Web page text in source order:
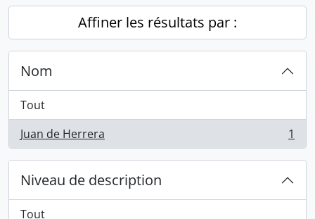
Affiner les résultats par :
Nom
Tout
Juan de Herrera
, 1 résultats 1
Niveau de description
Tout